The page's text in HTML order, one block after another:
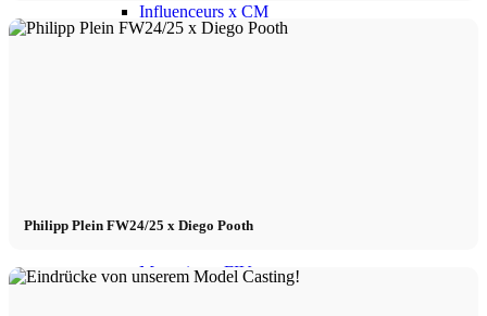
Influenceurs x CM
Magazine x FIV
Philipp Plein FW24/25 x Diego Pooth